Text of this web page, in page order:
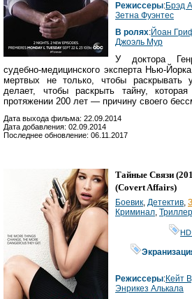
Режиссеры:Брэд
Зетна Фуэнтес
В ролях:Йоан
Джоэль Мур
У доктора
судебно-медицинского эксперта Нью-
мертвых не только, чтобы раскрывать
делает, чтобы раскрыть тайну,
протяжении 200 лет — причину своего
Дата выхода фильма: 22.09.2014
Дата добавления: 02.09.2014
Последнее обновление: 06.11.2017
Тайные Связи
(Covert Affairs)
Боевик, Детектив,
Криминал, Триллер
Режиссеры:Кейт
Энрикез Алькала